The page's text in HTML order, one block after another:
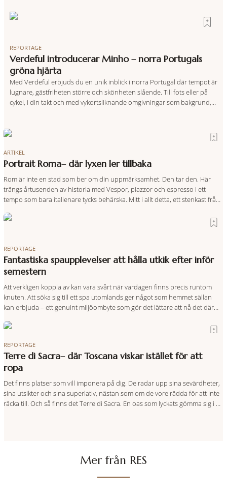
REPORTAGE
Verdeful introducerar Minho – norra Portugals
gröna hjärta
Med Verdeful erbjuds du en unik inblick i norra Portugal där tempot är
lugnare, gästfriheten större och skönheten slående. Till fots eller på
cykel, i din takt och med vykortsliknande omgivningar som bakgrund,
det
ARTIKEL
Portrait Roma– där lyxen ler tillbaka
Rom är inte en stad som ber om din uppmärksamhet. Den tar den. Här
trängs årtusenden av historia med Vespor, piazzor och espresso i ett
tempo som bara italienare tycks behärska. Mitt i allt detta, ett stenkast från
den smått osannolika bedriften att
REPORTAGE
Fantastiska spaupplevelser att hålla utkik efter inför
semestern
Att verkligen koppla av kan vara svårt när vardagen finns precis runtom
knuten. Att söka sig till ett spa utomlands ger något som hemmet sällan
kan erbjuda – ett genuint miljöombyte som gör det lättare att nå det där
vet exakt vilka
REPORTAGE
Terre di Sacra– där Toscana viskar istället för att
ropa
Det finns platser som vill imponera på dig. De radar upp sina sevärdheter,
sina utsikter och sina superlativ, nästan som om de vore rädda för att inte
räcka till. Och så finns det Terre di Sacra. En oas som lyckats gömma sig i ett
Mer från RES